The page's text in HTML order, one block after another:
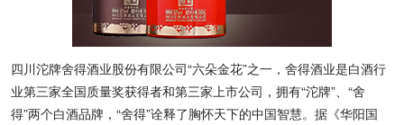
四川沱牌舍得酒业股份有限公司“六朵金花”之一，舍得酒业是白酒行
业第三家全国质量奖获得者和第三家上市公司，拥有“沱牌”、“舍
得”两个白酒品牌，“舍得”诠释了胸怀天下的中国智慧。据《华阳国